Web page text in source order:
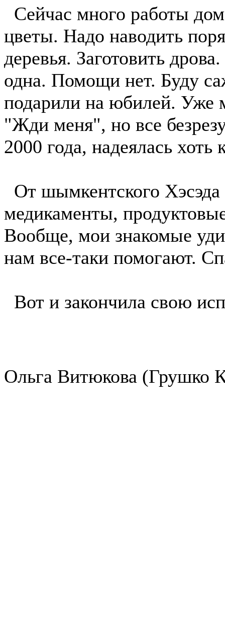
Сейчас много работы
цветы. Надо наводить
деревья. Заготовить
одна. Помощи нет. Буду
подарили на юбилей. Уже
"Жди меня", но все
2000 года, надеялась хоть
От шымкентского
медикаменты,
Вообще, мои знакомые
нам все-таки помогают.
Вот и закончила свою
Ольга Витюкова (Грушко